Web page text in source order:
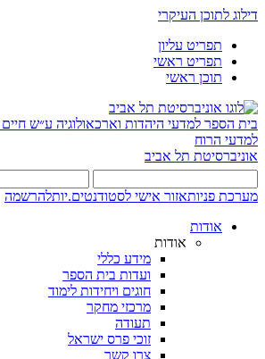
דילוג לתוכן העיקרי
תפריט עליון
תפריט ראשי
תוכן ראשי
בית הספר למדעי היהדות וארכאולוגיה ע״ש חיים
למדעי הרוח
אוניברסיטת תל אביב
מערכת פניותאזור אישי לסטודנטים.יותלהרשמה
אודות
אודות
מידע כללי
ועדות בית הספר
חוגים ויחידות לימוד
מרכזי מחקר
תעודה
זוכי פרס ישראל
צרו קשר